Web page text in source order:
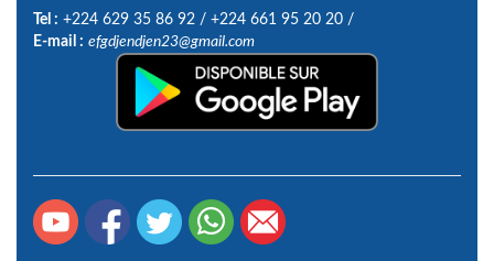
Tel : +224 629 35 86 92 / +224 661 95 20 20 /
E-mail : efgdjendjen23@gmail.com